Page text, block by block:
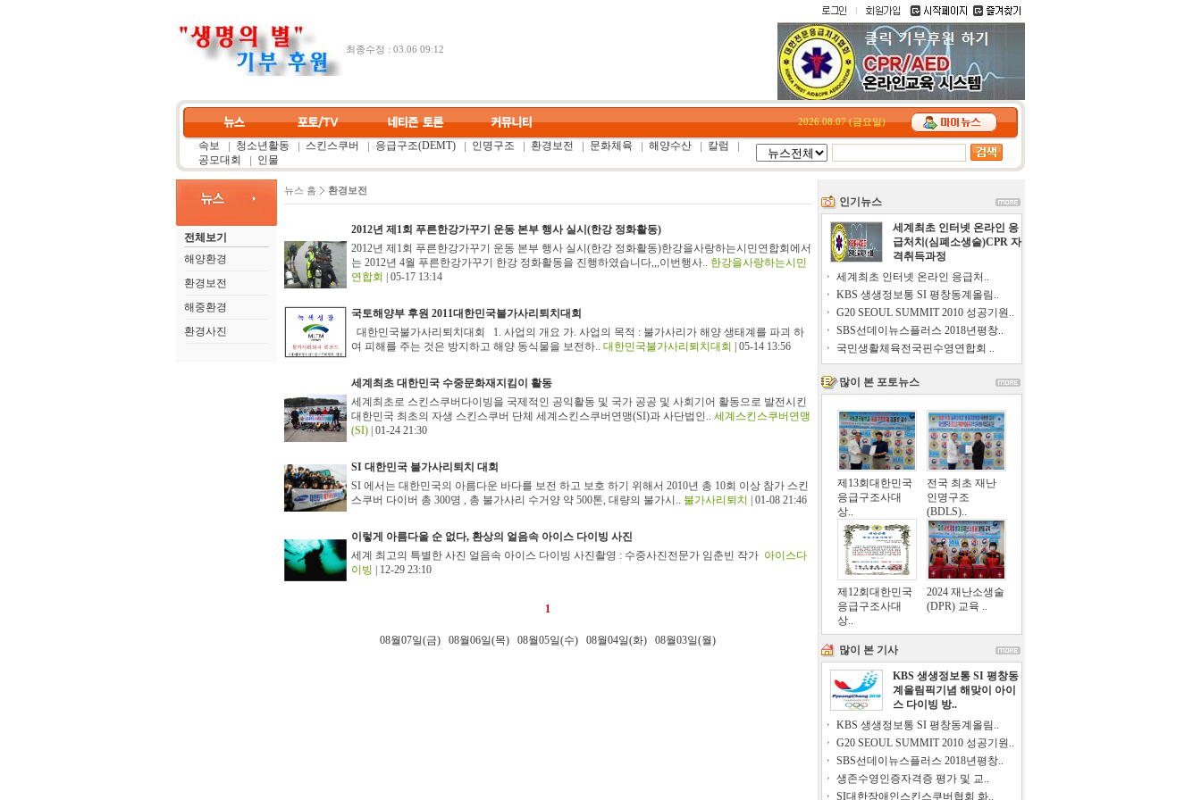
최종수정 : 03.06 09:12
2026.08.07 (금요일)
속보 청소년활동 스킨스쿠버 응급구조(DEMT) 인명구조 환경보전 문화체육 해양수산
칼럼
공모대회
인물
전체보기
해양환경
환경보전
해중환경
환경사진
뉴스 홈 환경보전
2012년 제1회 푸른한강가꾸기 운동 본부 행사 실시(한강 정화활동)
2012년 제1회 푸른한강가꾸기 운동 본부 행사 실시(한강 정화활동)한강을사랑하는시민연합회에서
는 2012년 4월 푸른한강가꾸기 한강 정화활동을 진행하였습니다,,,이번행사.. 한강을사랑하는시민
연합회
| 05-17 13:14
국토해양부 후원 2011대한민국불가사리퇴치대회
대한민국불가사리퇴치대회 1. 사업의 개요 가. 사업의 목적 : 불가사리가 해양 생태계를 파괴 하
여 피해를 주는 것은 방지하고 해양 동식물을 보전하.. 대한민국불가사리퇴치대회 | 05-14 13:56
세계최초 대한민국 수중문화재지킴이 활동
세계최초로 스킨스쿠버다이빙을 국제적인 공익활동 및 국가 공공 및 사회기어 활동으로 발전시킨
대한민국 최초의 자생 스킨스쿠버 단체 세계스킨스쿠버연맹(SI)과 사단법인.. 세계스킨스쿠버연맹
(SI) | 01-24 21:30
SI 대한민국 불가사리퇴치 대회
SI 에서는 대한민국의 아름다운 바다를 보전 하고 보호 하기 위해서 2010년 총 10회 이상 참가 스킨
스쿠버 다이버 총 300명 , 총 불가사리 수거양 약 500톤, 대량의 불가시.. 불가사리퇴치 | 01-08 21:46
이렇게 아름다울 순 없다, 환상의 얼음속 아이스 다이빙 사진
세계 최고의 특별한 사진 얼음속 아이스 다이빙 사진촬영 : 수중사진전문가 임춘빈 작가 아이스다
이빙 | 12-29 23:10
1
08월07일(금) 08월06일(목) 08월05일(수) 08월04일(화) 08월03일(월)
인기뉴스
세계최초 인터넷 온라인 응
급처치(심폐소생술)CPR 자
격취득과정
세계최초 인터넷 온라인 응급처..
KBS 생생정보통 SI 평창동계올림..
G20 SEOUL SUMMIT 2010 성공기원..
SBS선데이뉴스플러스 2018년평창..
국민생활체육전국핀수영연합회 ..
많이 본 포토뉴스
제13회대한민국
응급구조사대
상..
전국 최초 재난
인명구조
(BDLS)..
제12회대한민국
응급구조사대
상..
2024 재난소생술
(DPR) 교육 ..
많이 본 기사
KBS 생생정보통 SI 평창동
계올림픽기념 해맞이 아이
스 다이빙 방..
KBS 생생정보통 SI 평창동계올림..
G20 SEOUL SUMMIT 2010 성공기원..
SBS선데이뉴스플러스 2018년평창..
생존수영인증자격증 평가 및 교..
SI대한장애인스킨스쿠버협회 화..